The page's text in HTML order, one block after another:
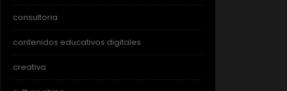
consultoria
contenidos educativos digitales
creativa